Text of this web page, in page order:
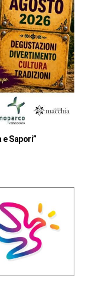
e Sapori”